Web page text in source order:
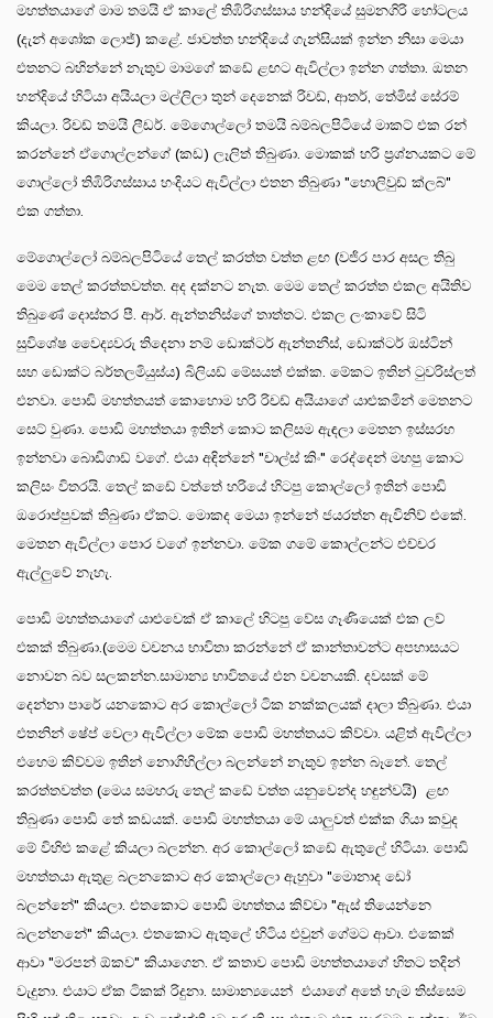
මහත්තයාගේ මාම තමයි ඒ කාලේ තිඹිරිගස්සාය හන්දියේ සුමනගිරි හෝටලය
(දැන් අශෝක ලොජ්) කළේ. ජාවත්ත හන්දියේ ගැන්සියක් ඉන්න නිසා මෙයා
එතනට බහින්නේ නැතුව මාමගේ කඩේ ළඟට ඇවිල්ලා ඉන්න ගත්තා. ඔතන
හන්දියේ හිටියා අයියලා මල්ලිලා තුන් දෙනෙක් රිචඩ්, ආතර්, තේමිස් සේරම්
කියලා. රිචඩ් තමයි ලීඩර්. මේගොල්ලෝ තමයි බම්බලපිටියේ මාකට් එක රන්
කරන්නේ ඒගොල්ලන්ගේ (කඩ) ලෑලිත් තිබුණා. මොකක් හරි ප්‍රශ්නයකට මේ
ගොල්ලෝ තිඹිරිගස්සාය හංදියට ඇවිල්ලා එතන තිබුණා "හොලිවුඩ් ක්ලබ්"
එක ගත්තා.
මේගොල්ලෝ බම්බලපිටියේ තෙල් කරත්ත වත්ත ළඟ (වජිර පාර අසල තිබු
මෙම තෙල් කරත්තවත්ත. අද දක්නට නැත. මෙම තෙල් කරත්ත එකල අයිතිව
තිබුණේ දොස්තර පී. ආර්. ඇන්තනිස්ගේ තාත්තට. එකල ලංකාවේ සිටි
සුවිශේෂ වෛද්‍යවරු තිදෙනා නම් ඩොක්ටර් ඇන්තනීස්, ඩොක්ටර් ඔස්ටින්
සහ ඩොක්ට බර්තලමියුස්ය) බිලියඩ් මේසයත් එක්ක. මේකට ඉතින් ටුවරිස්ලත්
එනවා. පොඩි මහත්තයත් කොහොම හරි රිචඩ් අයියාගේ යාළුකමින් මෙතනට
සෙට් වුණා. පොඩි මහත්තයා ඉතින් කොට කලිසම ඇඳලා මෙතන ඉස්සරහ
ඉන්නවා බොඩිගාඩ් වගේ. එයා අඳින්නේ "චාල්ස් කිං" රෙද්දෙන් මහපු කොට
කලිසං විතරයි. තෙල් කඩේ වත්තේ හරියේ හිටපු කොල්ලෝ ඉතින් පොඩි
ඔරොප්පුවක් තිබුණා ඒකට. මොකද මෙයා ඉන්නේ ජයරත්න ඇවිනිව් එකේ.
මෙතන ඇවිල්ලා පොර වගේ ඉන්නවා. මේක ගමේ කොල්ලන්ට එච්චර
ඇල්ලුවේ නැහැ.
පොඩි මහත්තයාගේ යාළුවෙක් ඒ කාලේ හිටපු වේස ගෑණියෙක් එක ලව්
එකක් තිබුණා.(මෙම වචනය භාවිතා කරන්නේ ඒ කාන්තාවන්ට අපහාසයට
නොවන බව සලකන්න.සාමාන්‍ය භාවිතයේ එන වචනයකි. දවසක් මේ
දෙන්නා පාරේ යනකොට අර කොල්ලෝ ටික නක්කලයක් දාලා තිබුණා. එයා
එතනින් ෂේප් වෙලා ඇවිල්ලා මේක පොඩි මහත්තයට කිව්වා. යළිත් ඇවිල්ලා
එහෙම කිව්වම ඉතින් නොගිහිල්ලා බලන්නේ නැතුව ඉන්න බෑනේ. තෙල්
කරත්තවත්ත (මෙය සමහරු තෙල් කඩේ වත්ත යනුවෙන්ද හඳුන්වයි) ළඟ
තිබුණා පොඩි තේ කඩයක්. පොඩි මහත්තයා මේ යාලුවත් එක්ක ගියා කවුද
මේ විහිළු කළේ කියලා බලන්න. අර කොල්ලෝ කඩේ ඇතුලේ හිටියා. පොඩි
මහත්තයා ඇතුළ බලනකොට අර කොල්ලො ඇහුවා "මොනාද ඩෝ
බලන්නේ" කියලා. එතකොට පොඩි මහත්තය කිව්වා "ඇස් තියෙන්නෙ
බලන්නනේ" කියලා. එතකොට ඇතුලේ හිටිය එවුන් ගේමට ආවා. එකෙක්
ආවා "මරපන් ඕකව" කියාගෙන. ඒ කතාව පොඩි මහත්තයාගේ හිතට තදින්
වැදුනා. එයාට ඒක ටිකක් රිදුනා. සාමාන්‍යයෙන් එයාගේ අතේ හැම තිස්සෙම